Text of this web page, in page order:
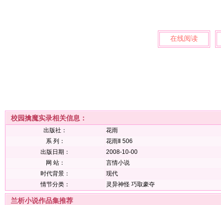
在线阅读
校园擒魔实录相关信息：
出版社：
花雨
系 列：
花雨Ⅱ 506
出版日期：
2008-10-00
网 站：
言情小说
时代背景：
现代
情节分类：
灵异神怪 巧取豪夺
兰析小说作品集推荐